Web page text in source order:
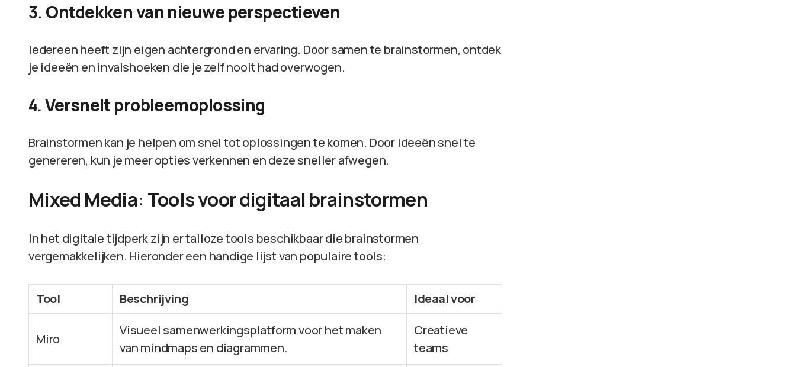
3. Ontdekken van nieuwe perspectieven
Iedereen heeft zijn eigen achtergrond en ervaring. Door samen te brainstormen, ontdek
je ideeën en invalshoeken die je zelf nooit had overwogen.
4.Versnelt probleemoplossing
Brainstormen kan je helpen om snel tot oplossingen te komen. Door ideeën snel te
genereren, kun je meer opties verkennen en deze sneller afwegen.
Mixed Media: Tools voor digitaal brainstormen
In het digitale tijdperk zijn er talloze tools beschikbaar die brainstormen
vergemakkelijken. Hieronder een handige lijst van populaire tools:
Tool Beschrijving Ideaal voor
Miro
Visueel samenwerkingsplatform voor het maken
van mindmaps en diagrammen.
Creatieve
teams